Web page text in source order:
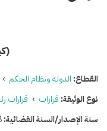
(24.54 كيلوبايت)
القطاع: الدولة ونظام الحكم ›
نوع الوثيقة: قرارات › قرارات
سنة الإصدار/السنة القضائية: